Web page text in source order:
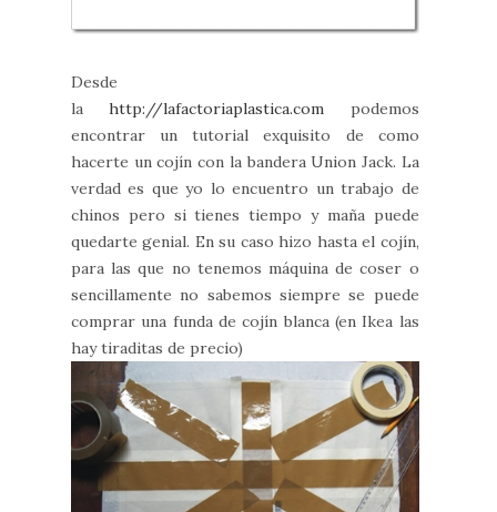
Desde
lahttp://lafactoriaplastica.com podemos
encontrar un tutorial exquisito de como
hacerte un cojín con la bandera Union Jack. La
verdad es que yo lo encuentro un trabajo de
chinos pero si tienes tiempo y maña puede
quedarte genial. En su caso hizo hasta el cojín,
para las que no tenemos máquina de coser o
sencillamente no sabemos siempre se puede
comprar una funda de cojín blanca (en Ikea las
hay tiraditas de precio)